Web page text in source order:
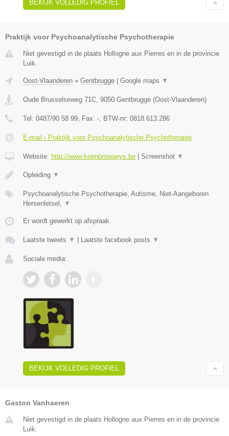
BEKIJK VOLLEDIG PROFIEL
Praktijk voor Psychoanalytische Psychotherapie
Niet gevestigd in de plaats Hollogne aux Pierres en in de provincie
Luik.
Oost-Vlaanderen » Gentbrugge Google maps ▼
Oude Brusselseweg 71C, 9050 Gentbrugge (Oost-Vlaanderen)
Tel: 0487/90 58 99, Fax: -, BTW-nr: 0818.613.286
E-mail › Praktijk voor Psychoanalytische Psychotherapie
Website: http://www.koenbrowaeys.be Screenshot ▼
Opleiding ▼
Psychoanalytische Psychotherapie, Autisme, Niet-Aangeboren
Hersenletsel, ▼
Er wordt gewerkt op afspraak.
Laatste tweets ▼ Laatste facebook posts ▼
Sociale media:
BEKIJK VOLLEDIG PROFIEL
Gaston Vanhaeren
Niet gevestigd in de plaats Hollogne aux Pierres en in de provincie
Luik.